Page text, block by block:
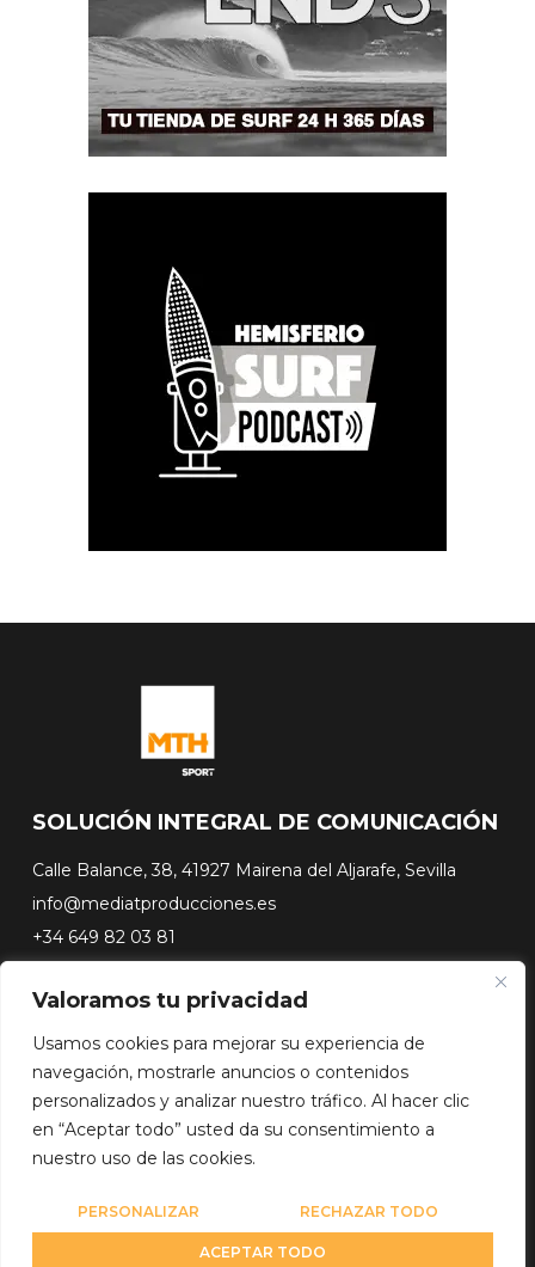
Valoramos tu privacidad
Usamos cookies para mejorar su experiencia de
navegación, mostrarle anuncios o contenidos
personalizados y analizar nuestro tráfico. Al hacer clic
en “Aceptar todo” usted da su consentimiento a
nuestro uso de las cookies.
PERSONALIZAR RECHAZAR TODO
ACEPTAR TODO
SOLUCIÓN INTEGRAL DE COMUNICACIÓN
Calle Balance, 38, 41927 Mairena del Aljarafe, Sevilla
info@mediatproducciones.es
+34 649 82 03 81
#FLASHSURFING
#CONEXIONSURFING
A CONTRA PICO
DOCUSERIES
Diseño web porWebmasterPRO